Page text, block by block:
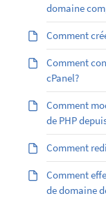
domaine
Comment
Comment
cPanel?
Comment
de PHP
Comment
Comment
de domaine